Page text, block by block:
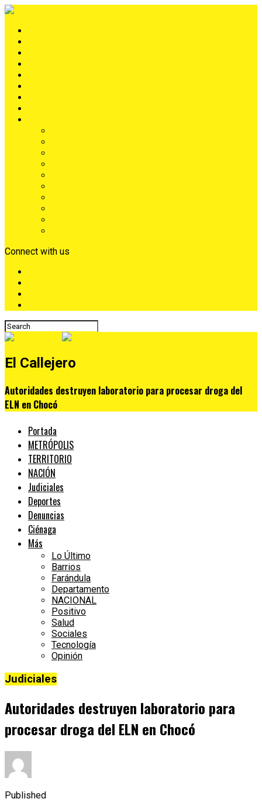
Connect with us
El Callejero
Autoridades destruyen laboratorio para procesar droga del
ELN en Chocó
Portada
METRÓPOLIS
TERRITORIO
NACIÓN
Judiciales
Deportes
Denuncias
Ciénaga
Más
Lo Último
Barrios
Farándula
Departamento
NACIONAL
Positivo
Salud
Sociales
Tecnología
Opinión
Judiciales
Autoridades destruyen laboratorio para
procesar droga del ELN en Chocó
Published